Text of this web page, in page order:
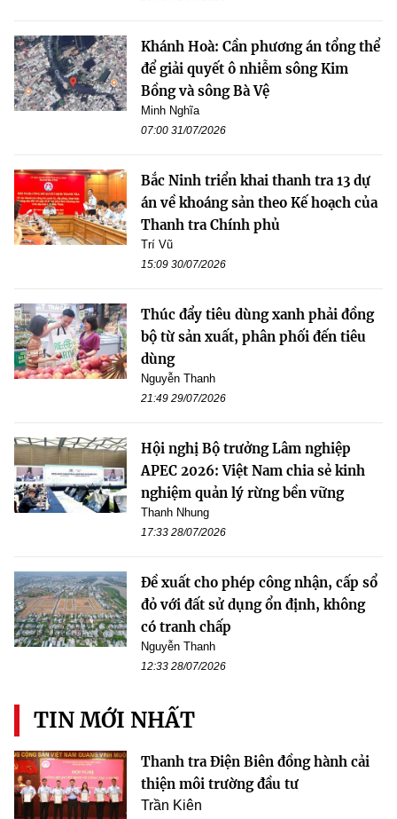
Khánh Hoà: Cần phương án tổng thể
để giải quyết ô nhiễm sông Kim
Bồng và sông Bà Vệ
Minh Nghĩa
07:00 31/07/2026
Bắc Ninh triển khai thanh tra 13 dự
án về khoáng sản theo Kế hoạch của
Thanh tra Chính phủ
Trí Vũ
15:09 30/07/2026
Thúc đẩy tiêu dùng xanh phải đồng
bộ từ sản xuất, phân phối đến tiêu
dùng
Nguyễn Thanh
21:49 29/07/2026
Hội nghị Bộ trưởng Lâm nghiệp
APEC 2026: Việt Nam chia sẻ kinh
nghiệm quản lý rừng bền vững
Thanh Nhung
17:33 28/07/2026
Đề xuất cho phép công nhận, cấp sổ
đỏ với đất sử dụng ổn định, không
có tranh chấp
Nguyễn Thanh
12:33 28/07/2026
TIN MỚI NHẤT
Thanh tra Điện Biên đồng hành cải
thiện môi trường đầu tư
Trần Kiên